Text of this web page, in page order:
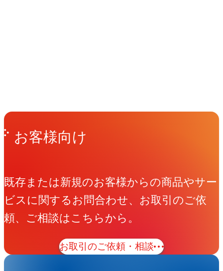
Get in Touchお問い合わせ
お客様向け
既存または新規のお客様からの商品やサー
ビスに関するお問合わせ、お取引のご依
頼、ご相談はこちらから。
お取引のご依頼・相談